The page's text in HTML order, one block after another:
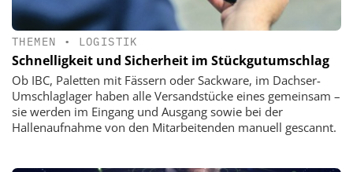
THEMEN • LOGISTIK
Schnelligkeit und Sicherheit im Stückgutumschlag
Ob IBC, Paletten mit Fässern oder Sackware, im Dachser-
Umschlaglager haben alle Versandstücke eines gemeinsam –
sie werden im Eingang und Ausgang sowie bei der
Hallenaufnahme von den Mitarbeitenden manuell gescannt.